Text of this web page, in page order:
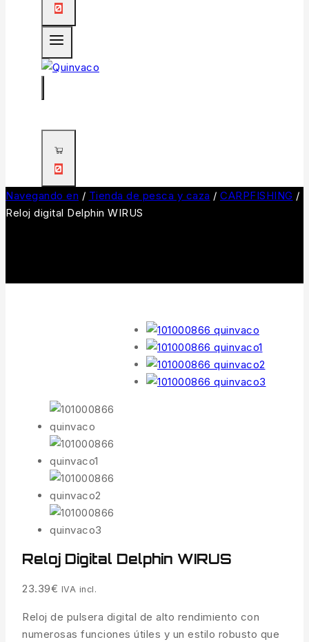
0
0
Navegando en / Tienda de pesca y caza / CARPFISHING /
Reloj digital Delphin WIRUS
Reloj Digital Delphin WIRUS
23.39€ IVA incl.
Reloj de pulsera digital de alto rendimiento con
numerosas funciones útiles y un estilo robusto que